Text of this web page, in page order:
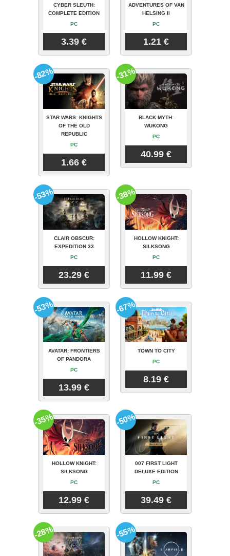
CYBER SLEUTH:
COMPLETE EDITION
PC
3.39 €
ADVENTURES OF VAN
HELSING II
PC
1.21 €
STAR WARS: KNIGHTS
OF THE OLD
REPUBLIC
PC
1.66 €
-82%
BLACK MYTH:
WUKONG
PC
40.99 €
-31%
CLAIR OBSCUR:
EXPEDITION 33
PC
23.29 €
-53%
HOLLOW KNIGHT:
SILKSONG
PC
11.99 €
-38%
AVATAR: FRONTIERS
OF PANDORA
PC
13.99 €
-53%
TOWN TO CITY
PC
8.19 €
-67%
HOLLOW KNIGHT:
SILKSONG
PC
12.99 €
-35%
007 FIRST LIGHT
DELUXE EDITION
PC
39.49 €
-50%
-28% -55%